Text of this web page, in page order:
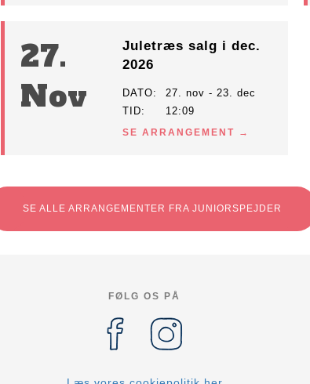
27.
Nov
Juletræs salg i dec.
2026
DATO
27. nov - 23. dec
TID
12:09
SE ARRANGEMENT
SE ALLE ARRANGEMENTER FRA JUNIORSPEJDER
FØLG OS PÅ